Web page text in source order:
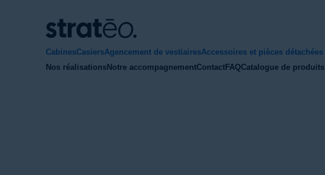
CabinesCasiersAgencement de vestiairesAccessoires et pièces détachées
Nos réalisationsNotre accompagnementContactFAQCatalogue de produits